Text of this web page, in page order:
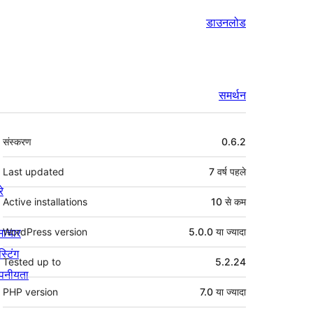
डाउनलोड
समर्थन
मेटा
संस्करण 0.6.2
Last updated 7 वर्ष पहले
Active installations 10 से कम
WordPress version 5.0.0 या ज्यादा
Tested up to 5.2.24
PHP version 7.0 या ज्यादा